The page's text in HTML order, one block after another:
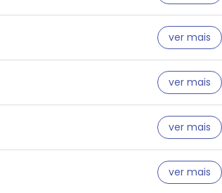
ver mais
ver mais
ver mais
ver mais